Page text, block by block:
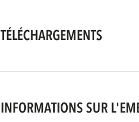
TÉLÉCHARGEMENTS
INFORMATIONS SUR